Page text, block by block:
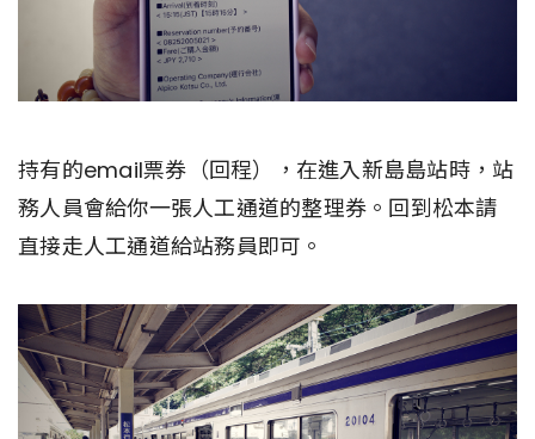
持有的email票券（回程），在進入新島島站時，站
務人員會給你一張人工通道的整理券。回到松本請
直接走人工通道給站務員即可。